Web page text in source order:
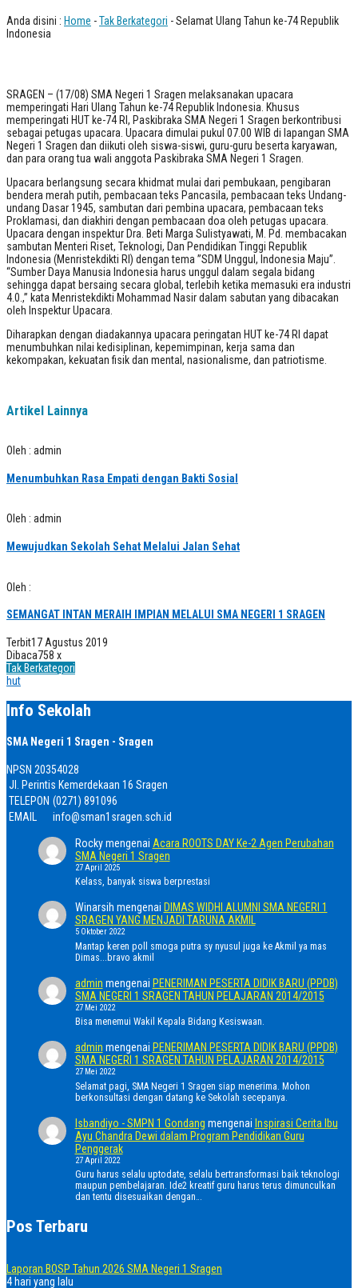
Anda disini : Home -Tak Berkategori - Selamat Ulang Tahun ke-74 Republik
Indonesia
SRAGEN – (17/08) SMA Negeri 1 Sragen melaksanakan upacara
memperingati Hari Ulang Tahun ke-74 Republik Indonesia. Khusus
memperingati HUT ke-74 RI, Paskibraka SMA Negeri 1 Sragen berkontribusi
sebagai petugas upacara. Upacara dimulai pukul 07.00 WIB di lapangan SMA
Negeri 1 Sragen dan diikuti oleh siswa-siswi, guru-guru beserta karyawan,
dan para orang tua wali anggota Paskibraka SMA Negeri 1 Sragen.
Upacara berlangsung secara khidmat mulai dari pembukaan, pengibaran
bendera merah putih, pembacaan teks Pancasila, pembacaan teks Undang-
undang Dasar 1945, sambutan dari pembina upacara, pembacaan teks
Proklamasi, dan diakhiri dengan pembacaan doa oleh petugas upacara.
Upacara dengan inspektur Dra. Beti Marga Sulistyawati, M. Pd. membacakan
sambutan Menteri Riset, Teknologi, Dan Pendidikan Tinggi Republik
Indonesia (Menristekdikti RI) dengan tema ”SDM Unggul, Indonesia Maju”.
“Sumber Daya Manusia Indonesia harus unggul dalam segala bidang
sehingga dapat bersaing secara global, terlebih ketika memasuki era industri
4.0.,” kata Menristekdikti Mohammad Nasir dalam sabutan yang dibacakan
oleh Inspektur Upacara.
Diharapkan dengan diadakannya upacara peringatan HUT ke-74 RI dapat
menumbuhkan nilai kedisiplinan, kepemimpinan, kerja sama dan
kekompakan, kekuatan fisik dan mental, nasionalisme, dan patriotisme.
Artikel Lainnya
Oleh : admin
Menumbuhkan Rasa Empati dengan Bakti Sosial
Oleh : admin
Mewujudkan Sekolah Sehat Melalui Jalan Sehat
Oleh :
SEMANGAT INTAN MERAIH IMPIAN MELALUI SMA NEGERI 1 SRAGEN
Terbit17 Agustus 2019
Dibaca758 x
Tak Berkategori
hut
Info Sekolah
SMA Negeri 1 Sragen - Sragen
NPSN 20354028
Jl. Perintis Kemerdekaan 16 Sragen
TELEPON (0271) 891096
EMAIL
info@sman1sragen.sch.id
Rockymengenai Acara ROOTS DAY Ke-2 Agen Perubahan
SMA Negeri 1 Sragen
27 April 2025
Kelass, banyak siswa berprestasi
Winarsih mengenai DIMAS WIDHI ALUMNI SMA NEGERI 1
SRAGEN YANG MENJADI TARUNA AKMIL
5 Oktober 2022
Mantap keren poll smoga putra sy nyusul juga ke Akmil ya mas
Dimas...bravo akmil
admin mengenai PENERIMAN PESERTA DIDIK BARU (PPDB)
SMA NEGERI 1 SRAGEN TAHUN PELAJARAN 2014/2015
27 Mei 2022
Bisa menemui Wakil Kepala Bidang Kesiswaan.
admin mengenai PENERIMAN PESERTA DIDIK BARU (PPDB)
SMA NEGERI 1 SRAGEN TAHUN PELAJARAN 2014/2015
27 Mei 2022
Selamat pagi, SMA Negeri 1 Sragen siap menerima. Mohon
berkonsultasi dengan datang ke Sekolah secepanya.
Isbandiyo - SMPN 1 Gondang mengenai Inspirasi Cerita Ibu
Ayu Chandra Dewi dalam Program Pendidikan Guru
Penggerak
27 April 2022
Guru harus selalu uptodate, selalu bertransformasi baik teknologi
maupun pembelajaran. Ide2 kreatif guru harus terus dimunculkan
dan tentu disesuaikan dengan…
Pos Terbaru
Laporan BOSP Tahun 2026 SMA Negeri 1 Sragen
4 hari yang lalu